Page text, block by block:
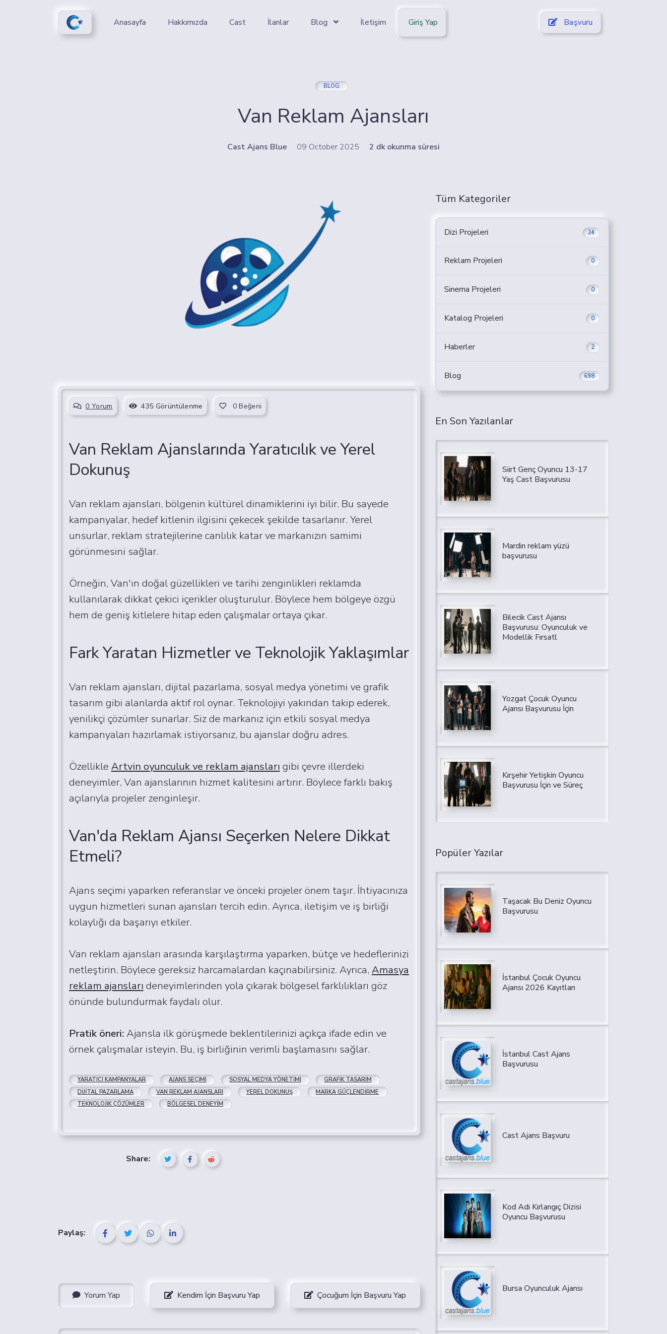
Anasayfa Hakkımızda Cast İlanlar Blog İletişim Giriş Yap Başvuru
BLOG
Van Reklam Ajansları
Cast Ajans Blue 09 October 2025 2 dk okunma süresi
0 Yorum 435 Görüntülenme 0 Beğeni
Van Reklam Ajanslarında Yaratıcılık ve Yerel
Dokunuş
Van reklam ajansları, bölgenin kültürel dinamiklerini iyi bilir. Bu sayede
kampanyalar, hedef kitlenin ilgisini çekecek şekilde tasarlanır. Yerel
unsurlar, reklam stratejilerine canlılık katar ve markanızın samimi
görünmesini sağlar.
Örneğin, Van'ın doğal güzellikleri ve tarihi zenginlikleri reklamda
kullanılarak dikkat çekici içerikler oluşturulur. Böylece hem bölgeye özgü
hem de geniş kitlelere hitap eden çalışmalar ortaya çıkar.
Fark Yaratan Hizmetler ve Teknolojik Yaklaşımlar
Van reklam ajansları, dijital pazarlama, sosyal medya yönetimi ve grafik
tasarım gibi alanlarda aktif rol oynar. Teknolojiyi yakından takip ederek,
yenilikçi çözümler sunarlar. Siz de markanız için etkili sosyal medya
kampanyaları hazırlamak istiyorsanız, bu ajanslar doğru adres.
Özellikle Artvin oyunculuk ve reklam ajansları gibi çevre illerdeki
deneyimler, Van ajanslarının hizmet kalitesini artırır. Böylece farklı bakış
açılarıyla projeler zenginleşir.
Van'da Reklam Ajansı Seçerken Nelere Dikkat
Etmeli?
Ajans seçimi yaparken referanslar ve önceki projeler önem taşır. İhtiyacınıza
uygun hizmetleri sunan ajansları tercih edin. Ayrıca, iletişim ve iş birliği
kolaylığı da başarıyı etkiler.
Van reklam ajansları arasında karşılaştırma yaparken, bütçe ve hedeflerinizi
netleştirin. Böylece gereksiz harcamalardan kaçınabilirsiniz. Ayrıca, Amasya
reklam ajansları deneyimlerinden yola çıkarak bölgesel farklılıkları göz
önünde bulundurmak faydalı olur.
Pratik öneri: Ajansla ilk görüşmede beklentilerinizi açıkça ifade edin ve
örnek çalışmalar isteyin. Bu, iş birliğinin verimli başlamasını sağlar.
YARATICI KAMPANYALAR AJANS SEÇIMI SOSYAL MEDYA YÖNETIMI
GRAFIK TASARIM
DIJITAL PAZARLAMA
VAN REKLAM AJANSLARI YEREL DOKUNUŞ
MARKA GÜÇLENDIRME
TEKNOLOJIK ÇÖZÜMLER
BÖLGESEL DENEYIM
Share:
Paylaş:
Yorum Yap Kendim İçin Başvuru Yap Çocuğum İçin Başvuru Yap
Tüm Kategoriler
Dizi Projeleri 24
Reklam Projeleri 0
Sinema Projeleri 0
Katalog Projeleri 0
Haberler 2
Blog 698
En Son Yazılanlar
Siirt Genç Oyuncu 13-17
Yaş Cast Başvurusu
Mardin reklam yüzü
başvurusu
Bilecik Cast Ajansı
Başvurusu: Oyunculuk ve
Modellik Fırsatl
Yozgat Çocuk Oyuncu
Ajansı Başvurusu İçin
Kırşehir Yetişkin Oyuncu
Başvurusu İçin ve Süreç
Popüler Yazılar
Taşacak Bu Deniz Oyuncu
Başvurusu
İstanbul Çocuk Oyuncu
Ajansı 2026 Kayıtları
İstanbul Cast Ajans
Başvurusu
Cast Ajans Başvuru
Kod Adı Kırlangıç Dizisi
Oyuncu Başvurusu
Bursa Oyunculuk Ajansı